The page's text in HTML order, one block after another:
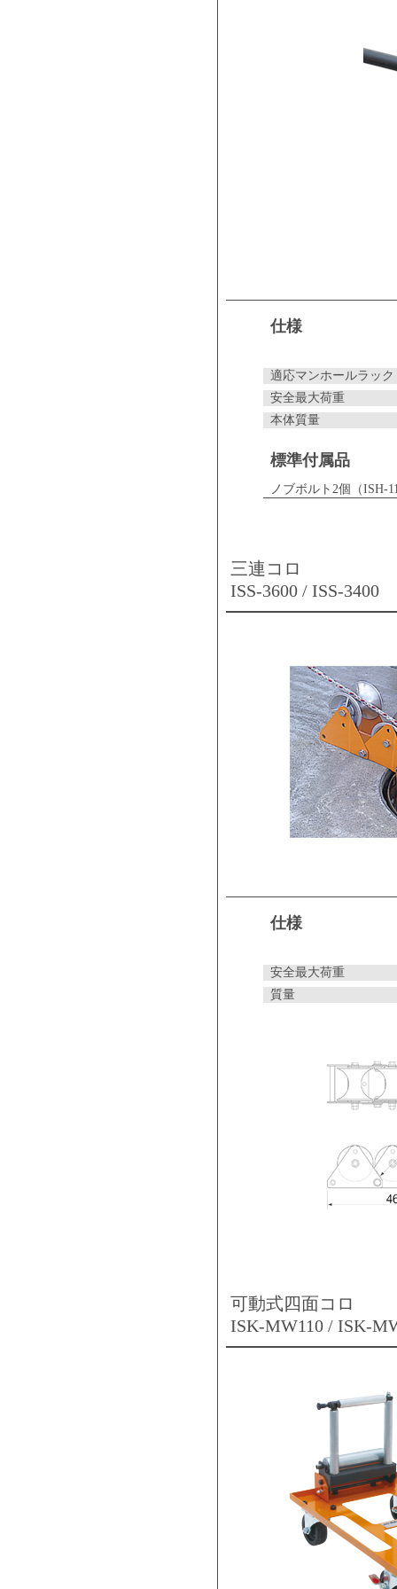
仕様
適応マンホールラック
安全最大荷重
本体質量
標準付属品
ノブボルト2個（ISH-
三連コロ
ISS-3600 / ISS-3400
仕様
安全最大荷重
質量
可動式四面コロ
ISK-MW110 / ISK-